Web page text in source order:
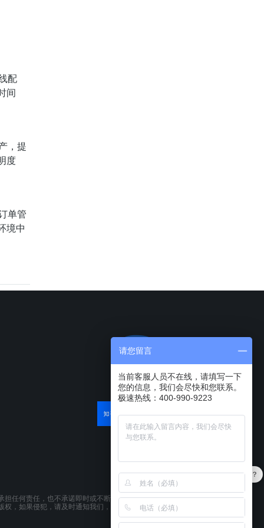
配
间
，提
度
单管
境中
任何责任，也不承诺即时或不断更新本网站所载资料。本网站所提供的
，如果侵犯，请及时通知我们，本网站将在第一时间及时删除。
产品可以试用吗？
请您留言
当前客服人员不在线，请填写一下
您的信息，我们会尽快和您联系。
极速热线：400-990-9223